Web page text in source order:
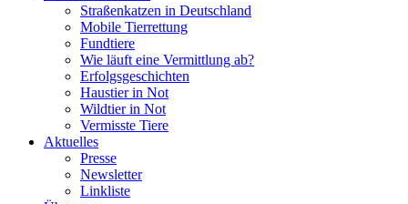
Straßenkatzen in Deutschland
Mobile Tierrettung
Fundtiere
Wie läuft eine Vermittlung ab?
Erfolgsgeschichten
Haustier in Not
Wildtier in Not
Vermisste Tiere
Aktuelles
Presse
Newsletter
Linkliste